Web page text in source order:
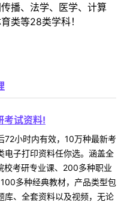
播、法学、医学、计算
类等28类学科！
考试资料!
72小时内有效，10万种最新考
电子打印资料任你选。涵盖全
校考研专业课、200多种职业
多种经典教材，产品类型包
库、全套资料以及视频，无论